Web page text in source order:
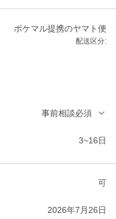
ポケマル提携のヤマト便
配送区分:
事前相談必須
3~16日
可
2026年7月26日